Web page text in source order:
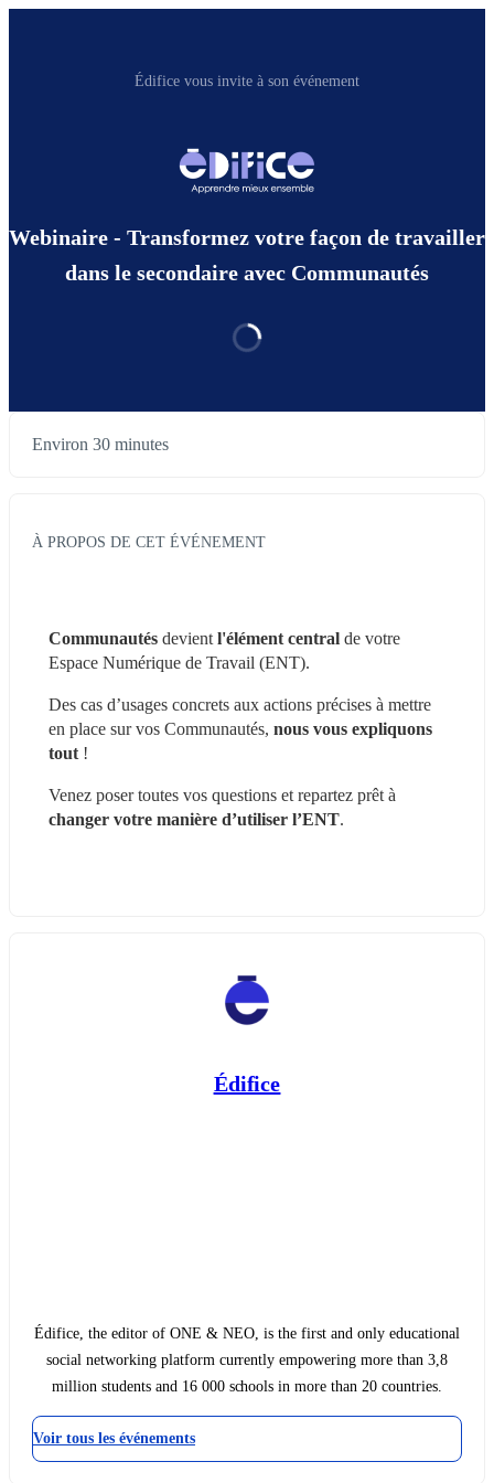
Édifice vous invite à son événement
Webinaire - Transformez votre façon de travailler
dans le secondaire avec Communautés
Environ 30 minutes
À PROPOS DE CET ÉVÉNEMENT
Communautés devient l'élément central de votre
Espace Numérique de Travail (ENT).
Des cas d’usages concrets aux actions précises à mettre
en place sur vos Communautés, nous vous expliquons
tout !
changer votre manière d’utiliser l’ENT.
Édifice
Édifice, the editor of ONE & NEO, is the first and only educational
social networking platform currently empowering more than 3,8
million students and 16 000 schools in more than 20 countries.
Voir tous les événements